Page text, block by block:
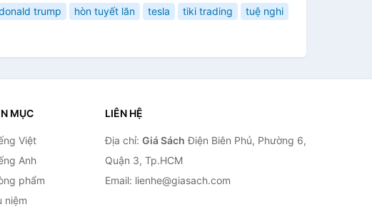
trump hòn tuyết lăn tesla tiki trading tuệ nghi
MỤC
Việt
Anh
phẩm
niệm
LIÊN HỆ
Địa chỉ: Giá Sách Điện Biên Phủ, Phường 6,
Quận 3, Tp.HCM
Email: lienhe@giasach.com